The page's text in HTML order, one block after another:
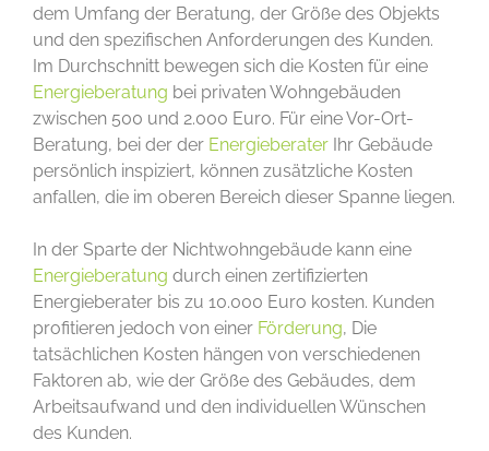
dem Umfang der Beratung, der Größe des Objekts
und den spezifischen Anforderungen des Kunden.
Im Durchschnitt bewegen sich die Kosten für eine
Energieberatung bei privaten Wohngebäuden
zwischen 500 und 2.000 Euro. Für eine Vor-Ort-
Beratung, bei der der EnergieberaterIhr Gebäude
persönlich inspiziert, können zusätzliche Kosten
anfallen, die im oberen Bereich dieser Spanne liegen.
In der Sparte der Nichtwohngebäude kann eine
Energieberatung durch einen zertifizierten
Energieberater bis zu 10.000 Euro kosten. Kunden
profitieren jedoch von einer Förderung, Die
tatsächlichen Kosten hängen von verschiedenen
Faktoren ab, wie der Größe des Gebäudes, dem
Arbeitsaufwand und den individuellen Wünschen
des Kunden.